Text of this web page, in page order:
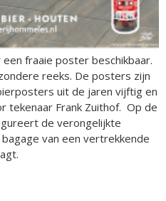
fraaie poster beschikbaar.
reeks. De posters zijn
uit de jaren vijftig en
tekenaar Frank Zuithof. Op de
de verongelijkte
van een vertrekkende